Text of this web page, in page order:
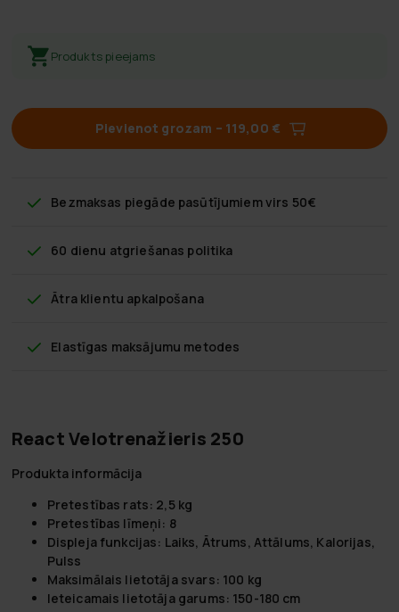
Produkts pieejams
Pievienot grozam – 119,00 €
Bezmaksas piegāde pasūtījumiem virs 50€
60 dienu atgriešanas politika
Ātra klientu apkalpošana
Elastīgas maksājumu metodes
React Velotrenažieris 250
Produkta informācija
Pretestības rats: 2,5 kg
Pretestības līmeņi: 8
Displeja funkcijas: Laiks, Ātrums, Attālums, Kalorijas,
Pulss
Maksimālais lietotāja svars: 100 kg
Ieteicamais lietotāja garums: 150-180 cm